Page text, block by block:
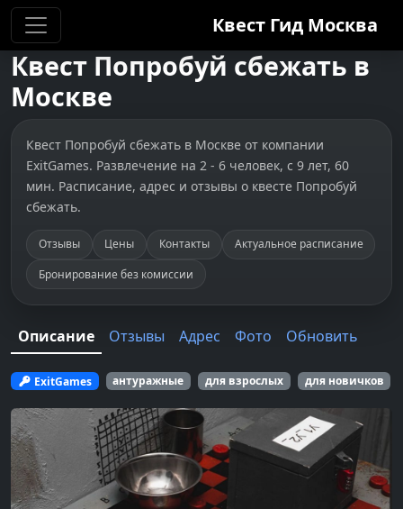
Квест Гид Москва
Квест Попробуй сбежать в
Москве
Квест Попробуй сбежать в Москве от компании
ExitGames. Развлечение на 2 - 6 человек, с 9 лет, 60
мин. Расписание, адрес и отзывы о квесте Попробуй
сбежать.
Отзывы Цены Контакты
Актуальное расписание
Бронирование без комиссии
Описание Отзывы Адрес Фото Обновить
ExitGames антуражные для взрослых для новичков